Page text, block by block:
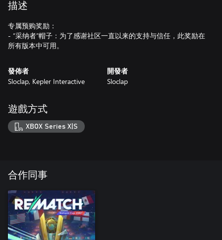
描述
专属预购奖励：
- “采纳者”帽子：为了感谢社区一直以来的支持与信任，此奖励在
所有版本中可用。
發佈者
Sloclap, Kepler Interactive
開發者
Sloclap
遊戲方式
XBOX Series X|S
合作同事